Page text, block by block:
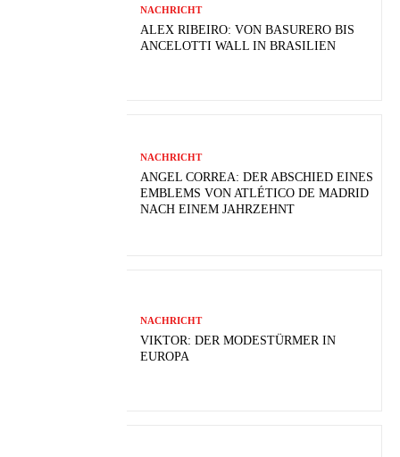
NACHRICHT
ALEX RIBEIRO: VON BASURERO BIS
ANCELOTTI WALL IN BRASILIEN
NACHRICHT
ANGEL CORREA: DER ABSCHIED EINES
EMBLEMS VON ATLÉTICO DE MADRID
NACH EINEM JAHRZEHNT
NACHRICHT
VIKTOR: DER MODESTÜRMER IN
EUROPA